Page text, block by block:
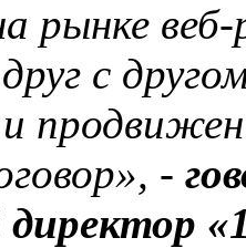
рынке
с
и
-
директор